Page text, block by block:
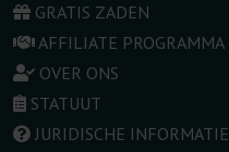
GRATIS ZADEN
AFFILIATE PROGRAMMA
OVER ONS
STATUUT
JURIDISCHE INFORMATIE